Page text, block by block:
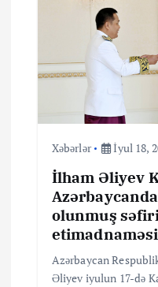
Xəbərlər İyul 18,
İlham Əliyev
olunmuş
Azərbaycan
Əliyev iyulun 17-də